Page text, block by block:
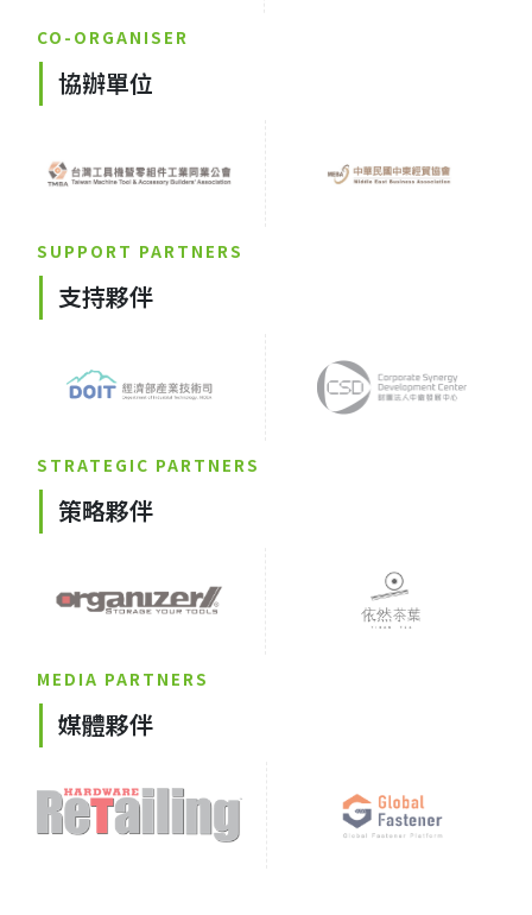
CO-ORGANISER
協辦單位
SUPPORT PARTNERS
支持夥伴
STRATEGIC PARTNERS
策略夥伴
MEDIA PARTNERS
媒體夥伴